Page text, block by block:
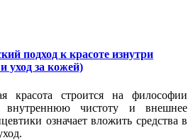
подход к красоте изнутри
уход за кожей)
красота строится на философии
внутреннюю чистоту и внешнее
означает вложить средства в